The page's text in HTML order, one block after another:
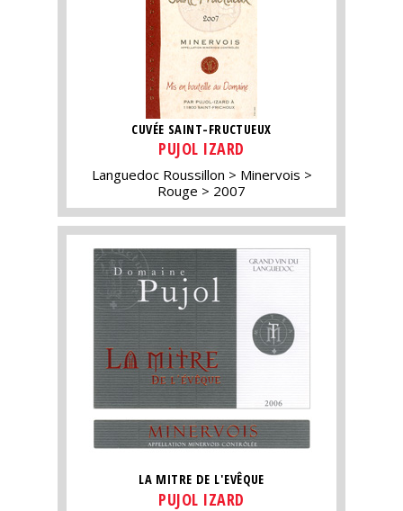
CUVÉE SAINT-FRUCTUEUX
PUJOL IZARD
Languedoc Roussillon
Minervois
Rouge
2007
LA MITRE DE L'EVÊQUE
PUJOL IZARD